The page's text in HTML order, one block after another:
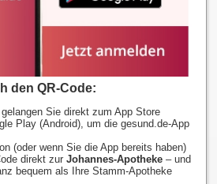
den QR-Code:
Sie direkt zum App Store
Play (Android), um die gesund.de-App
(oder wenn Sie die App bereits haben)
direkt zur Johannes-Apotheke– und
bequem als Ihre Stamm-Apotheke